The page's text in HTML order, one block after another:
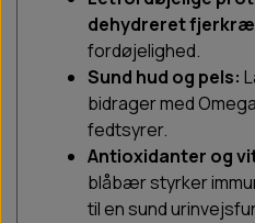
dehydreret fjerkræ
fordøjelighed.
Sund hud og pels:
bidrager med
fedtsyrer.
Antioxidanter og
blåbær styrker
til en sund